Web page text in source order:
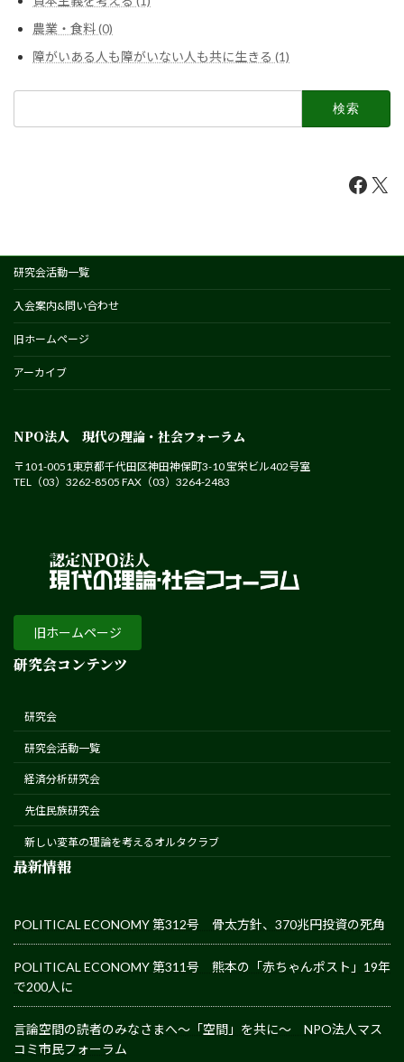
農業・食料 (0)
障がいある人も障がいない人も共に生きる (1)
X
研究会活動一覧
入会案内&問い合わせ
旧ホームページ
アーカイブ
NPO法人 現代の理論・社会フォーラム
〒101-0051東京都千代田区神田神保町3-10 宝栄ビル402号室
TEL（03）3262-8505 FAX（03）3264-2483
旧ホームページ
研究会コンテンツ
研究会
研究会活動一覧
経済分析研究会
先住民族研究会
新しい変革の理論を考えるオルタクラブ
最新情報
POLITICAL ECONOMY 第312号 骨太方針、370兆円投資の死角
POLITICAL ECONOMY 第311号 熊本の「赤ちゃんポスト」19年
で200人に
言論空間の読者のみなさまへ～「空間」を共に～ NPO法人マス
コミ市民フォーラム